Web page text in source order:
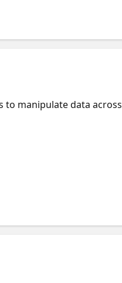
to manipulate data across